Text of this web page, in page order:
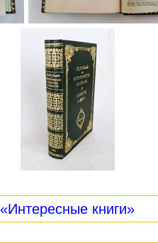
«Интересные книги»